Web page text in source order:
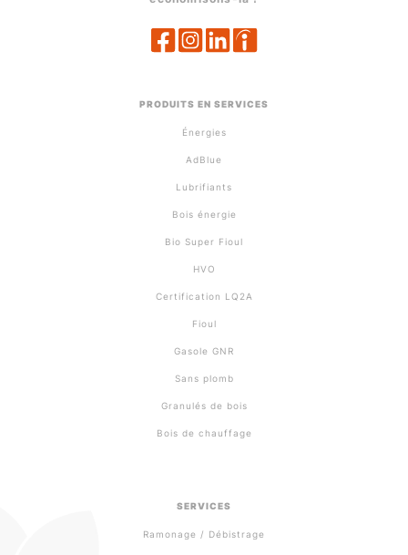
PRODUITS EN SERVICES
Énergies
AdBlue
Lubrifiants
Bois énergie
Bio Super Fioul
HVO
Certification LQ2A
Fioul
Gasole GNR
Sans plomb
Granulés de bois
Bois de chauffage
SERVICES
Ramonage / Débistrage